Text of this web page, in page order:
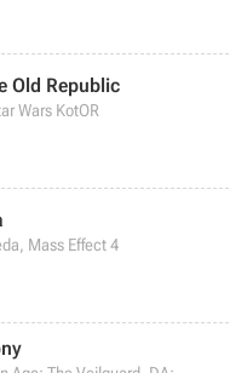
Old Republic
Wars KotOR
Mass Effect 4